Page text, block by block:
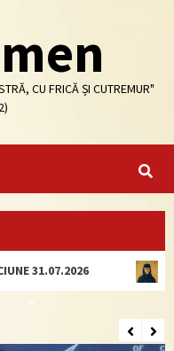
CU FRICĂ ȘI CUTREMUR"